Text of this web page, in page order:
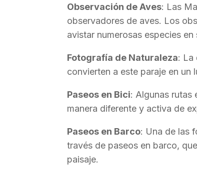
Observación de Aves: Las
observadores de aves. Los
avistar numerosas especies en
Fotografía de Naturaleza: La
convierten a este paraje en
Paseos en Bici: Algunas rutas
manera diferente y activa de
Paseos en Barco: Una de las
través de paseos en barco,
paisaje.